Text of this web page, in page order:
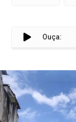
Ouça: